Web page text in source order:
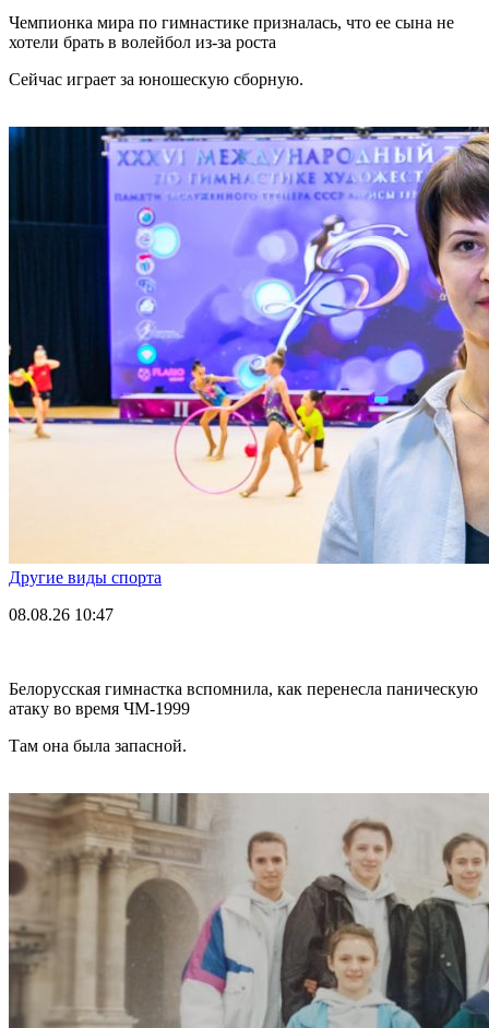
Чемпионка мира по гимнастике призналась, что ее сына не
хотели брать в волейбол из-за роста
Сейчас играет за юношескую сборную.
Другие виды спорта
08.08.26 10:47
Белорусская гимнастка вспомнила, как перенесла паническую
атаку во время ЧМ-1999
Там она была запасной.